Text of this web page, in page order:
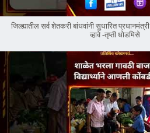
जिल्ह्यातील सर्व शेतकरी बांधवांनी सुधारित
व्हावे -तृप्ती धोडमिसे